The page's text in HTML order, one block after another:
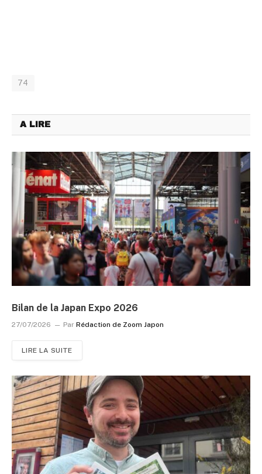
74
A LIRE
Bilan de la Japan Expo 2026
27/07/2026 Par Rédaction de Zoom Japon
LIRE LA SUITE